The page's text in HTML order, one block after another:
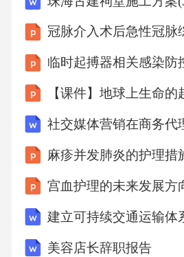
务，应向对方支付违约金人
对方因此遭受的全部损失。
造成重大损失或导致对方承
约方应承担全部赔偿责任。4.
元，并赔偿对方因此遭受的
同变更与解除1.经双方协商
变更或解除本合同。2.在履行
因不可抗力或政府行为等不
的原因导致本合同无法继续
行的，双方互不承担违约责
临时起搏器相关感染防
社交媒体营销在商务代
麻疹并发肺炎的护理措
宫血护理的未来发展方
建立可持续交通运输体
美容店长辞职报告